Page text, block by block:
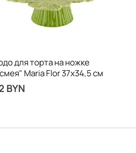
для торта на ножке
Maria Flor 37х34,5 см
BYN